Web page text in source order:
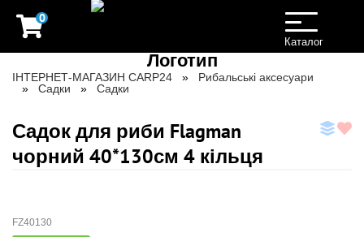
0
Toggle
navigation
Каталог
ІНТЕРНЕТ-МАГАЗИН CARP24
Рибальські аксесуари
Садки
Садки
Садок для риби Flagman
чорний 40*130см 4 кільця
FZ40130